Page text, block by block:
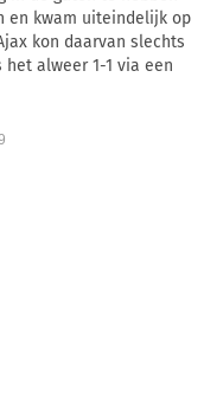
en kwam uiteindelijk op
kon daarvan slechts
alweer 1-1 via een